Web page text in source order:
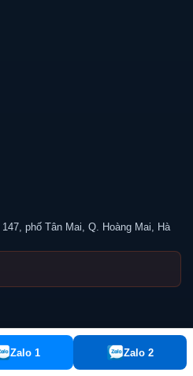
Zalo 1 Zalo 2
phố Tân Mai, Q. Hoàng Mai, Hà